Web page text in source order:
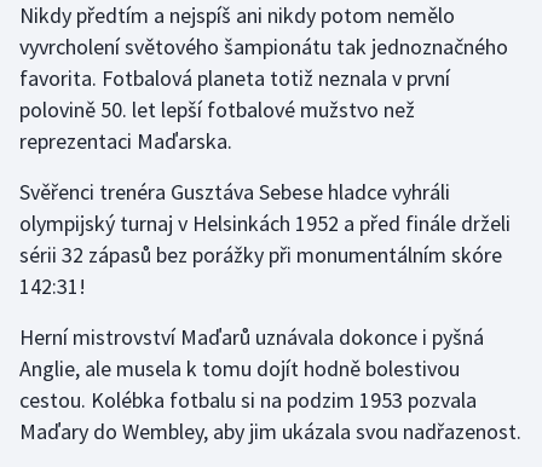
Golf
Gymnastika
Házená
Jezdectví
Judo
Lezení
Lyže a snowboard
Nikdy předtím a nejspíš ani nikdy potom nemělo
vyvrcholení světového šampionátu tak jednoznačného
favorita. Fotbalová planeta totiž neznala v první
polovině 50. let lepší fotbalové mužstvo než
reprezentaci Maďarska.
Svěřenci trenéra Gusztáva Sebese hladce vyhráli
olympijský turnaj v Helsinkách 1952 a před finále drželi
sérii 32 zápasů bez porážky při monumentálním skóre
142:31!
Herní mistrovství Maďarů uznávala dokonce i pyšná
Anglie, ale musela k tomu dojít hodně bolestivou
cestou. Kolébka fotbalu si na podzim 1953 pozvala
Maďary do Wembley, aby jim ukázala svou nadřazenost.